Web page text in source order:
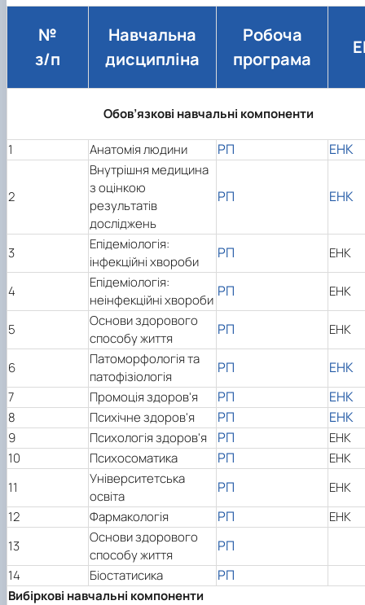
№
з/п
Навчальна
дисципліна
Робоча
програма
Обов’язкові навчальні компоненти
1 Анатомія людини РП ЕНК
2
Внутрішня медицина
з оцінкою
результатів
досліджень
РП ЕНК
3
Епідеміологія:
інфекційні хвороби
РП ЕНК
4
Епідеміологія:
неінфекційні хвороби
РП ЕНК
5
Основи здорового
способу життя
РП ЕНК
6
Патоморфологія та
патофізіологія
РП ЕНК
7 Промоція здоров'я РП ЕНК
8 Психічне здоров'я РП ЕНК
9 Психологія здоров'я РП
ЕНК
10
Психосоматика РП
ЕНК
11
Університетська
освіта
РП
ЕНК
12
Фармакологія РП
ЕНК
13
Основи здорового
способу життя
РП
14 Біостатисика РП
Вибіркові навчальні компоненти